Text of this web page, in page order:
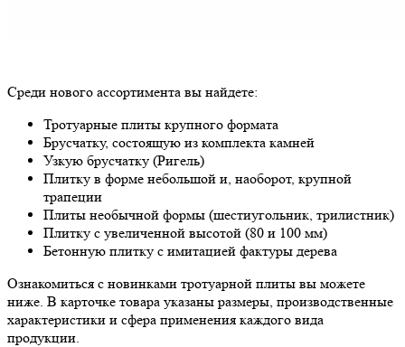
Среди нового ассортимента вы найдете:
Тротуарные плиты крупного формата
Брусчатку, состоящую из комплекта камней
Узкую брусчатку (Ригель)
Плитку в форме небольшой и, наоборот, крупной
трапеции
Плиты необычной формы (шестиугольник, трилистник)
Плитку с увеличенной высотой (80 и 100 мм)
Бетонную плитку с имитацией фактуры дерева
Ознакомиться с новинками тротуарной плиты вы можете
ниже. В карточке товара указаны размеры, производственные
характеристики и сфера применения каждого вида
продукции.